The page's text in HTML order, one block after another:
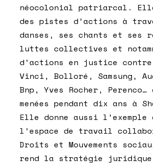
néocolonial patriarcal.
des pistes d’actions à
danses, ses chants et ses
luttes collectives et
d’actions en justice
Vinci, Bolloré, Samsung,
Bnp, Yves Rocher,
menées pendant dix ans à
Elle donne aussi l’exemple
l’espace de travail
Droits et Mouvements
rend la stratégie juridique